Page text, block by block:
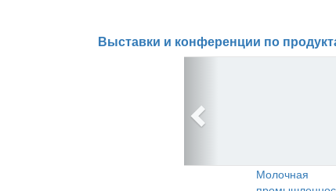
Выставки и конференции по
Молочная